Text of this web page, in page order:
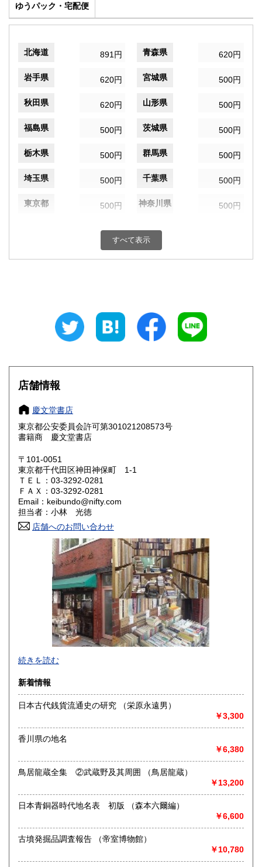
ゆうパック・宅配便
北海道 891円 青森県 620円
岩手県 620円 宮城県 500円
秋田県 620円 山形県 500円
福島県 500円 茨城県 500円
栃木県 500円 群馬県 500円
埼玉県 500円 千葉県 500円
東京都 500円 神奈川県 500円
500円 富山県
500円 三重県
大阪府
奈良県
鳥取県 750円 島根県
岡山県
山口県 750円
香川県 730円
高知県 730円
891円 長崎県
891円 大分県
891円 鹿児島県
1,452円
すべて表示
店舗情報
慶文堂書店
東京都公安委員会許可第301021208573号
書籍商 慶文堂書店
〒101-0051
東京都千代田区神田神保町 1-1
ＴＥＬ：03-3292-0281
ＦＡＸ：03-3292-0281
Email：keibundo@nifty.com
担当者：小林 光徳
店舗へのお問い合わせ
-
沿線名：JR中央線
最寄駅：神保町駅徒歩1分 御茶ノ水駅徒歩5分
営業時間：10:00-18:00
定休日：日曜・祝祭日
書籍の買取について
取り扱い分野
哲学宗教、歴史、美術工芸、国語国文、古典籍、趣味、古書
一般（その他）
続きを読む
新着情報
日本古代銭貨流通史の研究 （栄原永遠男）
￥3,300
香川県の地名
￥6,380
鳥居龍蔵全集 ②武蔵野及其周囲 （鳥居龍蔵）
￥13,200
日本青銅器時代地名表 初版 （森本六爾編）
￥6,600
古墳発掘品調査報告 （帝室博物館）
￥10,780